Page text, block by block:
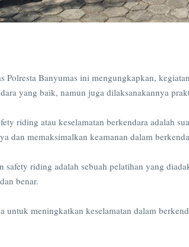
Polresta Banyumas ini mengungkapkan,
yang baik, namun juga dilaksanakannya
riding atau keselamatan berkendara adalah
dan memaksimalkan keamanan dalam
safety riding adalah sebuah pelatihan yang
benar.
untuk meningkatkan keselamatan dalam